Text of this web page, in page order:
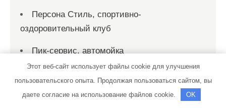
Персона Стиль, спортивно-
оздоровительный клуб
Пик-сервис, автомойка
Пик-сервис, автомойка
Пирс, автомойка
Этот веб-сайт использует файлы cookie для улучшения
пользовательского опыта. Продолжая пользоваться сайтом, вы
даете согласие на использование файлов cookie.
OK